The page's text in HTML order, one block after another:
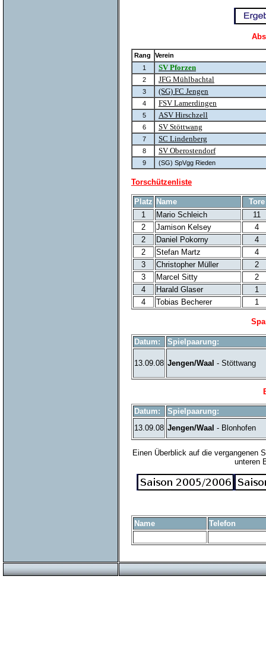
Rang
Verein
1
SV Pforzen
2 JFG Mühlbachtal
3 (SG) FC Jengen
4 FSV Lamerdingen
5 ASV Hirschzell
6 SV Stöttwang
7 SC Lindenberg
8 SV Oberostendorf
9 (SG) SpVgg Rieden
Torschützenliste
Platz Name
Tore
1
Mario Schleich
11
2
Jamison Kelsey
4
2
Daniel Pokorny
4
2
Stefan Martz
4
3
Christopher Müller
2
3
Marcel Sitty
2
4
Harald Glaser
1
4
Tobias Becherer 1
Datum: Spielpaarung:
13.09.08 Jengen/Waal - Stöttwang
Datum:
Spielpaarung:
13.09.08 Jengen/Waal - Blonhofen
Einen Überblick auf die vergangenen
unteren
Name Telefon